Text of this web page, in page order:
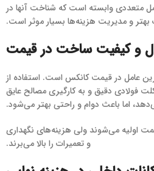
متعددی وابسته است که شناخت آنها در
بهتر و مدیریت هزینه‌ها بسیار موثر است.
و کیفیت ساخت در قیمت
عامل در قیمت کانکس است. استفاده از
فولادی دقیق و به کارگیری مصالح عایق
اما باعث دوام و راحتی بهتر می‌شود.
اولیه می‌شوند ولی هزینه‌های نگهداری
و تعمیرات را بالا می‌برند.